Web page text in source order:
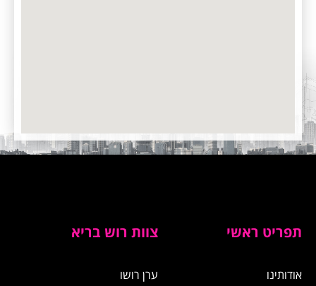
תפריט ראשי
אודותינו
צוות רוש בריא
​ערן רושו